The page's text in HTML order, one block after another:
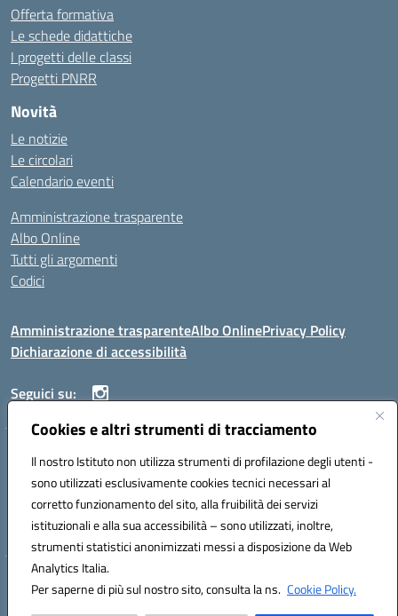
Cookies e altri strumenti di tracciamento
Il nostro Istituto non utilizza strumenti di profilazione degli utenti -
sono utilizzati esclusivamente cookies tecnici necessari al
corretto funzionamento del sito, alla fruibilità dei servizi
istituzionali e alla sua accessibilità – sono utilizzati, inoltre,
strumenti statistici anonimizzati messi a disposizione da Web
Analytics Italia.
Per saperne di più sul nostro sito, consulta la ns. Cookie Policy.
Offerta formativa
Le schede didattiche
I progetti delle classi
Progetti PNRR
Novità
Le notizie
Le circolari
Calendario eventi
Amministrazione trasparente
Albo Online
Tutti gli argomenti
Codici
Amministrazione trasparenteAlbo OnlinePrivacy Policy
Dichiarazione di accessibilità
Seguici su:
ISTITUTO ISTRUZIONE SUPERIORE ANGELO ROTH
Codice fiscale: 80004310902 Codice meccanografico: SSIS019006
Telefono: 079951627
Mail: SSIS019006@istruzione.it PEC: SSIS019006@pec.istruzione.it
Hosting & Powered by 3D Solution S.r.l.
Concept & Design by Designers Italia